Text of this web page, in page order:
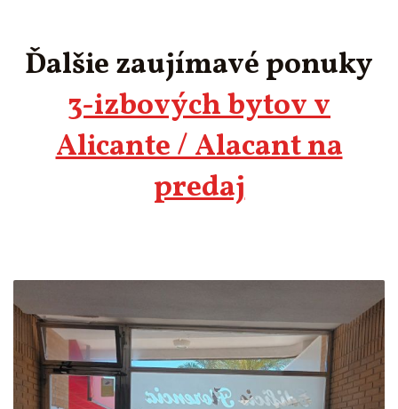
Ďalšie zaujímavé ponuky
3-izbových bytov v
Alicante / Alacant na
predaj